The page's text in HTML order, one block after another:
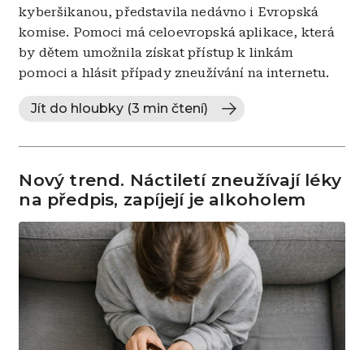
kyberšikanou, představila nedávno i Evropská
komise. Pomoci má celoevropská aplikace, která
by dětem umožnila získat přístup k linkám
pomoci a hlásit případy zneužívání na internetu.
Jít do hloubky (3 min čtení)
Nový trend. Náctiletí zneužívají léky
na předpis, zapíjejí je alkoholem